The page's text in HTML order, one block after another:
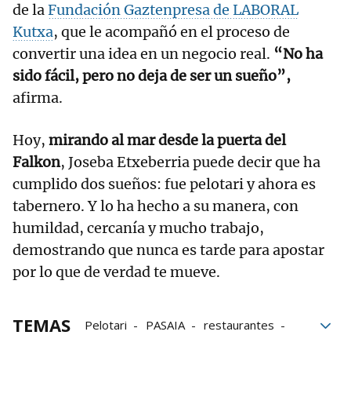
de laFundación Gaztenpresa de LABORAL
Kutxa, que le acompañó en el proceso de
convertir una idea en un negocio real. “No ha
sido fácil, pero no deja de ser un sueño”,
afirma.
Hoy, mirando al mar desde la puerta del
Falkon, Joseba Etxeberria puede decir que ha
cumplido dos sueños: fue pelotari y ahora es
tabernero. Y lo ha hecho a su manera, con
humildad, cercanía y mucho trabajo,
demostrando que nunca es tarde para apostar
por lo que de verdad te mueve.
TEMAS Pelotari PASAIA
restaurantes